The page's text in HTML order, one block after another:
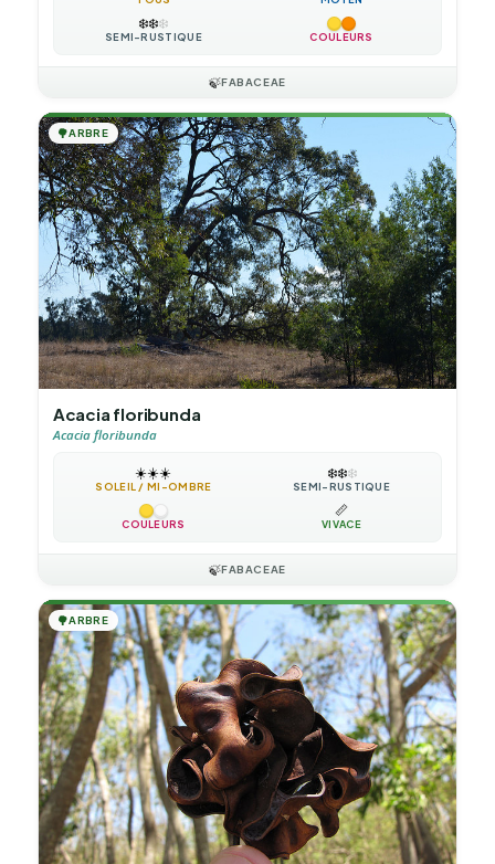
❄️❄️❄️
SEMI-RUSTIQUE COULEURS
🍃FABACEAE
🌳ARBRE
Acacia floribunda
Acacia floribunda
☀️☀️☀️
SOLEIL / MI-OMBRE
❄️❄️❄️
SEMI-RUSTIQUE
COULEURS
📏
VIVACE
🍃FABACEAE
🌳ARBRE